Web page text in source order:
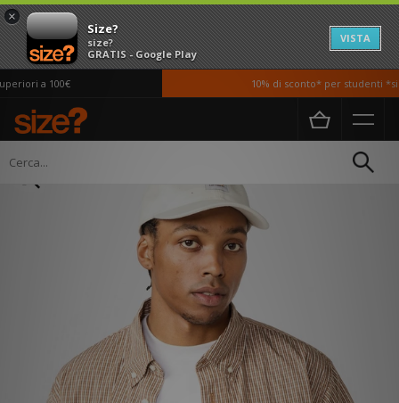
×
Size?
size?
GRATIS - Google Play
VISTA
a 100€ 10% di sconto* per studenti *si
Home Donna